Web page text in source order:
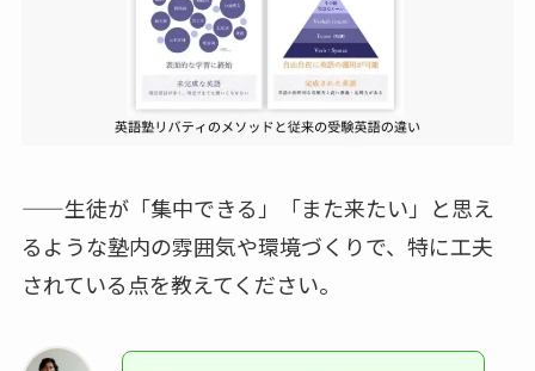
——生徒が「集中できる」「また来たい」と思え
るような塾内の雰囲気や環境づくりで、特に工夫
されている点を教えてください。